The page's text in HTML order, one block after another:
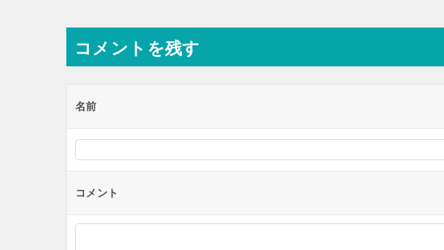
ナ
ビ
ー
ョ
コメントを残す
名前
コメント